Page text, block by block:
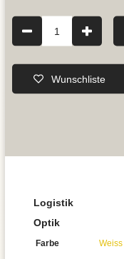
1
Wunschliste
Logistik
Optik
Farbe Weiss